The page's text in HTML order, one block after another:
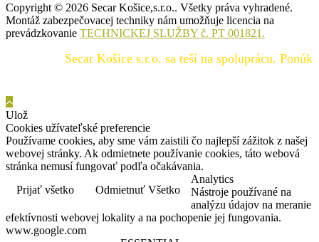
Copyright © 2026 Secar Košice,s.r.o.. Všetky práva vyhradené.
Montáž zabezpečovacej techniky nám umožňuje licencia na
prevádzkovanie TECHNICKEJ SLUŽBY č. PT 001821.
Secar Košice s.r.o. sa teší na spoluprácu.
Ulož
Cookies užívateľské preferencie
Používame cookies, aby sme vám zaistili čo najlepší zážitok z našej
webovej stránky. Ak odmietnete používanie cookies, táto webová
stránka nemusí fungovať podľa očakávania.
Prijať všetko
Odmietnuť Všetko
Analytics
Nástroje používané na
analýzu údajov na meranie
efektívnosti webovej lokality a na pochopenie jej fungovania.
www.google.com